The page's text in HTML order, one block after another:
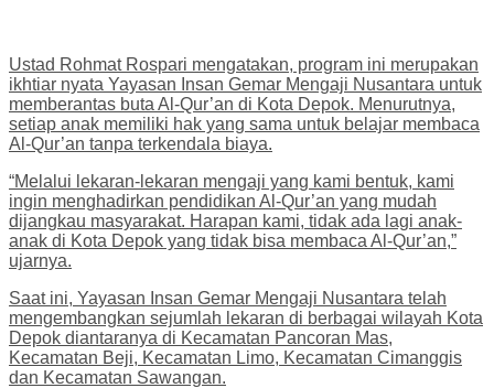
Ustad Rohmat Rospari mengatakan, program ini merupakan
ikhtiar nyata Yayasan Insan Gemar Mengaji Nusantara untuk
memberantas buta Al-Qur’an di Kota Depok. Menurutnya,
setiap anak memiliki hak yang sama untuk belajar membaca
Al-Qur’an tanpa terkendala biaya.
“Melalui lekaran-lekaran mengaji yang kami bentuk, kami
ingin menghadirkan pendidikan Al-Qur’an yang mudah
dijangkau masyarakat. Harapan kami, tidak ada lagi anak-
anak di Kota Depok yang tidak bisa membaca Al-Qur’an,”
ujarnya.
Saat ini, Yayasan Insan Gemar Mengaji Nusantara telah
mengembangkan sejumlah lekaran di berbagai wilayah Kota
Depok diantaranya di Kecamatan Pancoran Mas,
Kecamatan Beji, Kecamatan Limo, Kecamatan Cimanggis
dan Kecamatan Sawangan.